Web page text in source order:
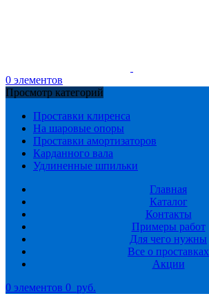
0 элементов
Просмотр категорий
Проставки клиренса
На шаровые опоры
Проставки амортизаторов
Карданного вала
Удлиненные шпильки
Главная
Каталог
Контакты
Примеры работ
Для чего нужны
Все о проставках
Акции
0 элементов 0 руб.